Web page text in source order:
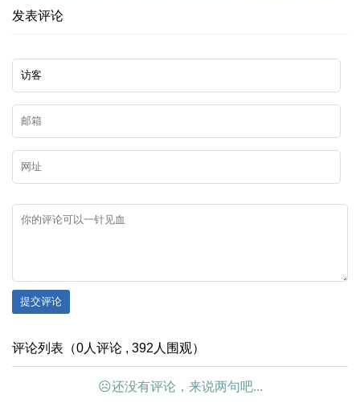
发表评论
提交评论
评论列表（0人评论 , 392人围观）
☹还没有评论，来说两句吧...